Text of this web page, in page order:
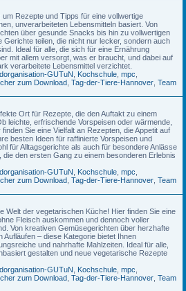
Rezepte und Tipps für eine vollwertige
unverarbeiteten Lebensmitteln basiert. Von
über gesunde Snacks bis hin zu vollwertigen
Gerichte teilen, die nicht nur lecker, sondern auch
Ideal für alle, die sich für eine Ernährung
mit allem versorgt, was er braucht, und dabei auf
verarbeitete Lebensmittel verzichtet.
GUTuN Kochschule mpc
zum Download Tag-der-Tiere-Hannover Team
Ort für Rezepte, die den Auftakt zu einem
leichte, erfrischende Vorspeisen oder wärmende,
Sie eine Vielfalt an Rezepten, die Appetit auf
besten Ideen für raffinierte Vorspeisen und
für Alltagsgerichte als auch für besondere Anlässe
die den ersten Gang zu einem besonderen Erlebnis
GUTuN Kochschule mpc
zum Download Tag-der-Tiere-Hannover Team
Welt der vegetarischen Küche! Hier finden Sie eine
Fleisch auskommen und dennoch voller
Von kreativen Gemüsegerichten über herzhafte
Aufläufen – diese Kategorie bietet Ihnen
und nahrhafte Mahlzeiten. Ideal für alle,
gestalten und neue vegetarische Rezepte
GUTuN Kochschule mpc
zum Download Tag-der-Tiere-Hannover Team